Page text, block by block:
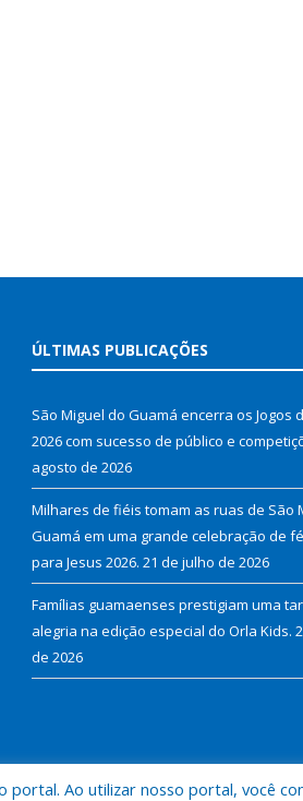
ÚLTIMAS PUBLICAÇÕES
São Miguel do Guamá encerra os Jogos
2026 com sucesso de público e
agosto de 2026
Milhares de fiéis tomam as ruas de São
Guamá em uma grande celebração de
para Jesus 2026. 21 de julho de 2026
Famílias guamaenses prestigiam uma
alegria na edição especial do Orla Kids.
de 2026
portal. Ao utilizar nosso portal, você